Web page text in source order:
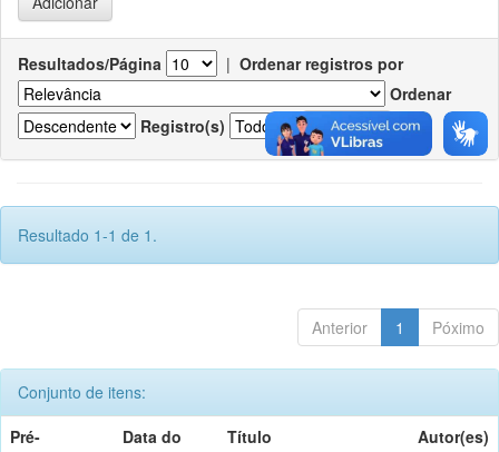
Resultados/Página | Ordenar registros por
Ordenar
Registro(s)
Resultado 1-1 de 1.
Anterior 1 Póximo
Conjunto de itens:
Pré-
Data do
Título Autor(es)